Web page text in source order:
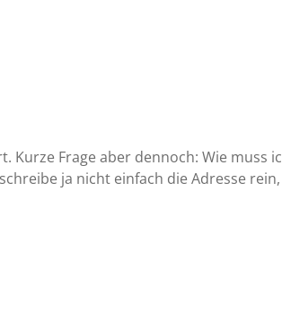
Kurze Frage aber dennoch: Wie muss
ja nicht einfach die Adresse